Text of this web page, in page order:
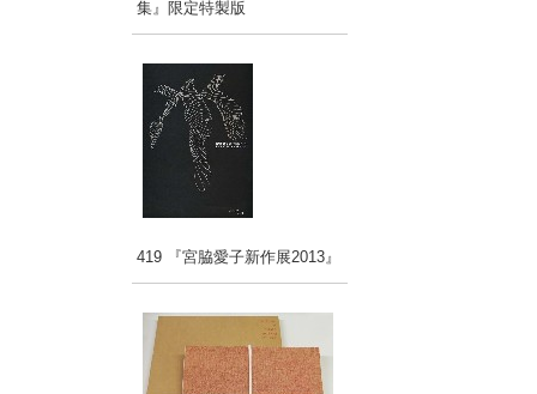
集』限定特製版
419 『宮脇愛子新作展2013』